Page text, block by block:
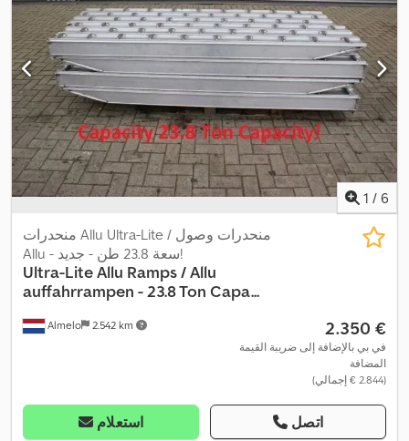
1 / 6
Almelo 2.542 km
منحدرات Allu Ultra-Lite / منحدرات وصول
Allu - سعة 23.8 طن - جديد!
Ultra-LiteAllu Ramps / Allu
auffahrrampen - 23.8 Ton Capa...
‏2.350 €
في بي بالإضافة إلى ضريبة القيمة
المضافة
(‏2.844 € إجمالي)
استعلام اتصل